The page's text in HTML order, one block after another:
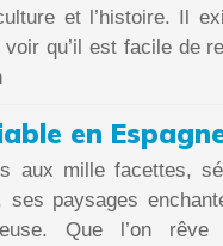
et l’histoire. Il
qu’il est facile de
en
aux mille facettes,
ses paysages
Que l’on